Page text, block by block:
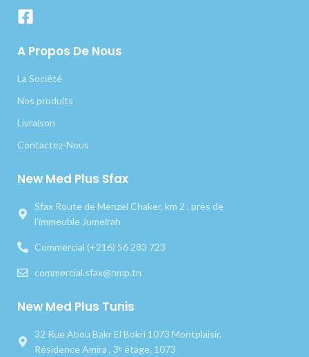
A Propos De Nous
La Société
Nos produits
Livraison
Contactez-Nous
New Med Plus Sfax
Sfax Route de Menzel Chaker, km 2 , près de
l’immeuble Jumeirah
Commercial (+216) 56 283 723
commercial.sfax@nmp.tn
New Med Plus Tunis
32 Rue Abou Bakr El Bokri 1073 Montplaisir,
Résidence Amira , 3ᵉ étage, 1073